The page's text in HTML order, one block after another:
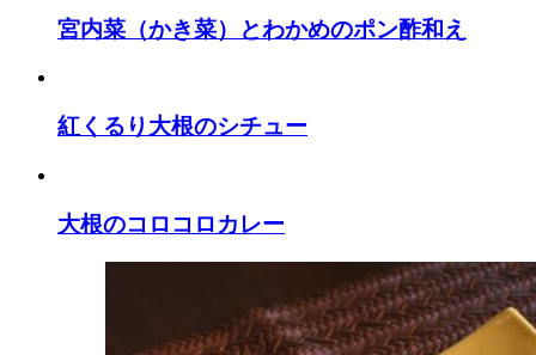
宮内菜（かき菜）とわかめのポン酢和え
紅くるり大根のシチュー
大根のコロコロカレー